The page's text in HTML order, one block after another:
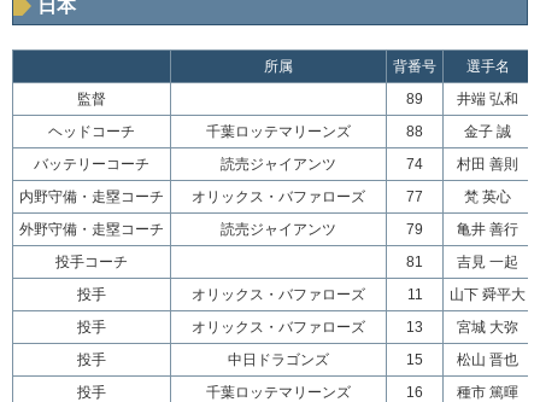
日本
所属 背番号
選手名
監督
89
井端 弘和
ヘッドコーチ
千葉ロッテマリーンズ 88
金子 誠
バッテリーコーチ
読売ジャイアンツ 74
村田 善則
内野守備・走塁コーチ
オリックス・バファローズ 77
梵 英心
外野守備・走塁コーチ
読売ジャイアンツ 79
亀井 善行
投手コーチ
81
吉見 一起
投手
オリックス・バファローズ 11
山下 舜平大
投手
オリックス・バファローズ 13
宮城 大弥
投手
中日ドラゴンズ 15
松山 晋也
投手
千葉ロッテマリーンズ 16
種市 篤暉